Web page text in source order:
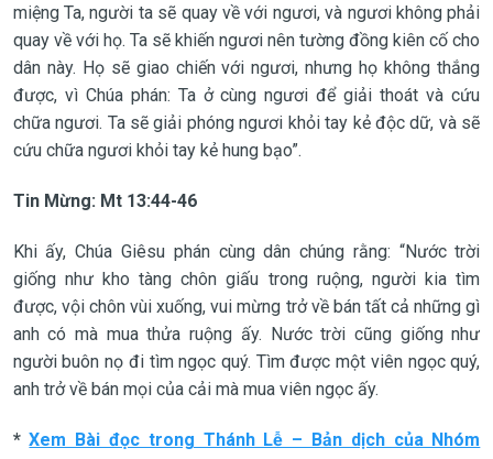
miệng Ta, người ta sẽ quay về với ngươi, và ngươi không phải
quay về với họ. Ta sẽ khiến ngươi nên tường đồng kiên cố cho
dân này. Họ sẽ giao chiến với ngươi, nhưng họ không thắng
được, vì Chúa phán: Ta ở cùng ngươi để giải thoát và cứu
chữa ngươi. Ta sẽ giải phóng ngươi khỏi tay kẻ độc dữ, và sẽ
cứu chữa ngươi khỏi tay kẻ hung bạo”.
Tin Mừng: Mt 13:44-46
Khi ấy, Chúa Giêsu phán cùng dân chúng rằng: “Nước trời
giống như kho tàng chôn giấu trong ruộng, người kia tìm
được, vội chôn vùi xuống, vui mừng trở về bán tất cả những gì
anh có mà mua thửa ruộng ấy. Nước trời cũng giống như
người buôn nọ đi tìm ngọc quý. Tìm được một viên ngọc quý,
anh trở về bán mọi của cải mà mua viên ngọc ấy.
*Xem Bài đọc trong Thánh Lễ – Bản dịch của Nhóm